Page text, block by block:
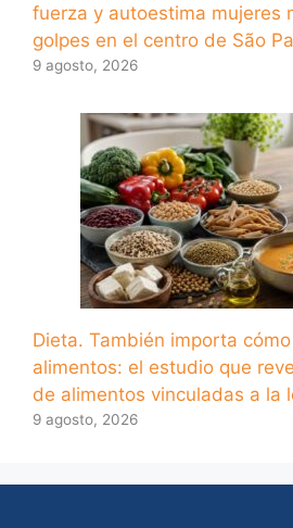
fuerza y ​​autoestima mujeres
golpes en el centro de São
9 agosto, 2026
Dieta. También importa
alimentos: el estudio que
de alimentos vinculadas a la
9 agosto, 2026